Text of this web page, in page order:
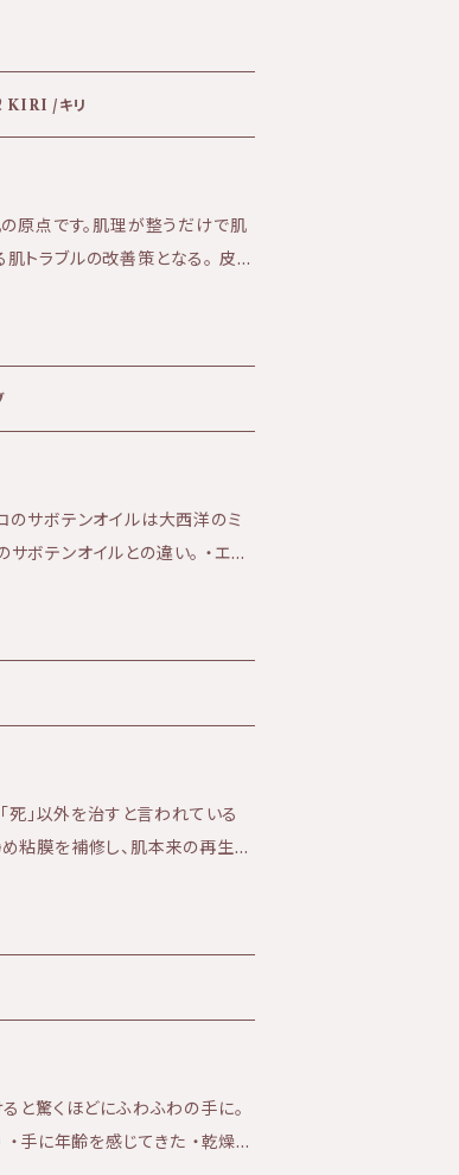
けるのに最適です。
KIRI /キリ
の原点です。肌理が整うだけで肌
トラブルの改善策となる。 皮膚
て選択ください。 ※ポスト投函
4002042 KIRI公
のサボテンオイルは大西洋のミ
ボテンオイルとの違い。 ・エイ
死」以外を治すと言われている
粘膜を補修し、肌本来の再生力
と驚くほどにふわふわの手に。
・手に年齢を感じてきた ・乾燥が